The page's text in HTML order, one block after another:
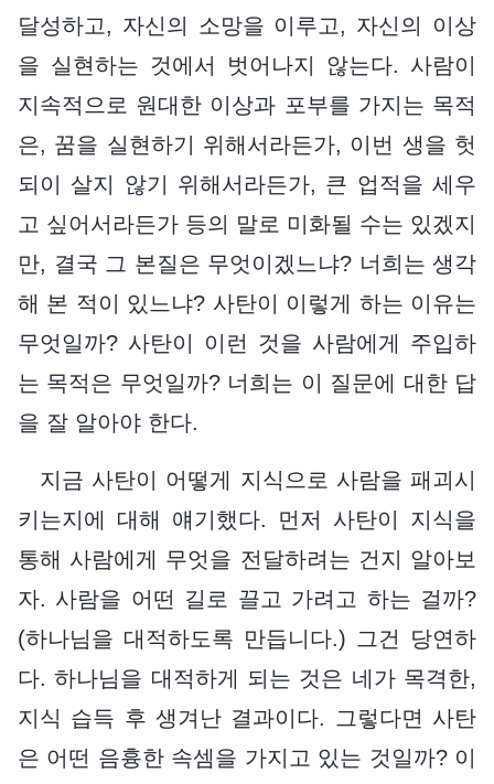
달성하고, 자신의 소망을 이루고, 자신의 이상
을 실현하는 것에서 벗어나지 않는다. 사람이
지속적으로 원대한 이상과 포부를 가지는 목적
은, 꿈을 실현하기 위해서라든가, 이번 생을 헛
되이 살지 않기 위해서라든가, 큰 업적을 세우
고 싶어서라든가 등의 말로 미화될 수는 있겠지
만, 결국 그 본질은 무엇이겠느냐? 너희는 생각
해 본 적이 있느냐? 사탄이 이렇게 하는 이유는
무엇일까? 사탄이 이런 것을 사람에게 주입하
는 목적은 무엇일까? 너희는 이 질문에 대한 답
을 잘 알아야 한다.
지금 사탄이 어떻게 지식으로 사람을 패괴시
키는지에 대해 얘기했다. 먼저 사탄이 지식을
통해 사람에게 무엇을 전달하려는 건지 알아보
자. 사람을 어떤 길로 끌고 가려고 하는 걸까?
(하나님을 대적하도록 만듭니다.) 그건 당연하
다. 하나님을 대적하게 되는 것은 네가 목격한,
지식 습득 후 생겨난 결과이다. 그렇다면 사탄
은 어떤 음흉한 속셈을 가지고 있는 것일까? 이